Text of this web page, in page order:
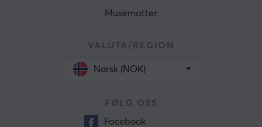
Musematter
VALUTA/REGION
Norsk (NOK)
FØLG OSS
Facebook